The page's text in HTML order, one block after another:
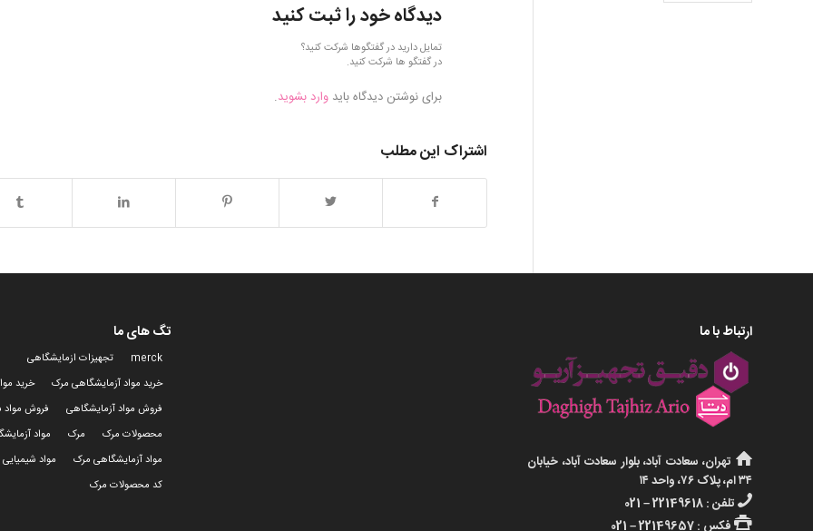
دیدگاه خود را ثبت کنید
تمایل دارید در گفتگوها شرکت کنید؟
در گفتگو ها شرکت کنید.
برای نوشتن دیدگاه باید وارد بشوید.
اشتراک این مطلب
ارتباط با ما
تهران، سعادت آباد، بلوار سعادت آباد، خیابان
۳۴ ام، پلاک ۷۶، واحد ۱۴
تلفن : 22149618 – 021
فکس : 22149657 – 021
تگ های ما
merck
تجهیزات ازمایشگاهی
خرید مواد آزمایشگاهی مرک
خرید
فروش مواد آزمایشگاهی
فروش مواد
محصولات مرک
مرک
مواد
مواد آزمایشگاهی مرک
مواد
کد محصولات مرک